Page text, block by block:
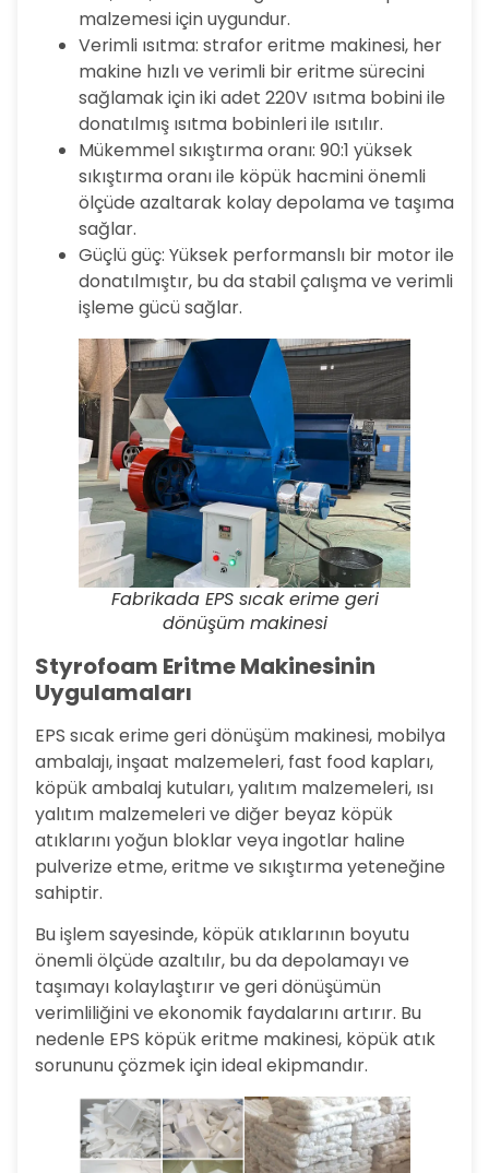
malzemesi için uygundur.
Verimli ısıtma: strafor eritme makinesi, her
makine hızlı ve verimli bir eritme sürecini
sağlamak için iki adet 220V ısıtma bobini ile
donatılmış ısıtma bobinleri ile ısıtılır.
Mükemmel sıkıştırma oranı: 90:1 yüksek
sıkıştırma oranı ile köpük hacmini önemli
ölçüde azaltarak kolay depolama ve taşıma
sağlar.
Güçlü güç: Yüksek performanslı bir motor ile
donatılmıştır, bu da stabil çalışma ve verimli
işleme gücü sağlar.
Fabrikada EPS sıcak erime geri
dönüşüm makinesi
Styrofoam Eritme Makinesinin
Uygulamaları
EPS sıcak erime geri dönüşüm makinesi, mobilya
ambalajı, inşaat malzemeleri, fast food kapları,
köpük ambalaj kutuları, yalıtım malzemeleri, ısı
yalıtım malzemeleri ve diğer beyaz köpük
atıklarını yoğun bloklar veya ingotlar haline
pulverize etme, eritme ve sıkıştırma yeteneğine
sahiptir.
Bu işlem sayesinde, köpük atıklarının boyutu
önemli ölçüde azaltılır, bu da depolamayı ve
taşımayı kolaylaştırır ve geri dönüşümün
verimliliğini ve ekonomik faydalarını artırır. Bu
nedenle EPS köpük eritme makinesi, köpük atık
sorununu çözmek için ideal ekipmandır.